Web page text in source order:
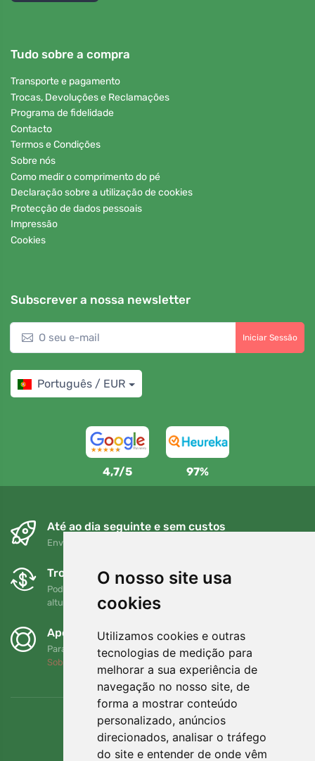
O nosso site usa
cookies
Utilizamos cookies e outras
tecnologias de medição para
melhorar a sua experiência de
navegação no nosso site, de
forma a mostrar conteúdo
personalizado, anúncios
direcionados, analisar o tráfego
do site e entender de onde vêm
Tudo sobre a compra
Transporte e pagamento
Trocas, Devoluções e Reclamações
Programa de fidelidade
Contacto
Termos e Condições
Sobre nós
Como medir o comprimento do pé
Declaração sobre a utilização de cookies
Protecção de dados pessoais
Impressão
Cookies
Subscrever a nossa newsletter
Iniciar Sessão
Português / EUR
4,7/5 97%
Até ao dia seguinte e sem custos
Envio gratuito para encomendas superiores a 80 EUR
Trocas e devoluções gratuitas
Pode devolver ou trocar a sua encomenda em qualquer
altura no prazo de 90 dias
Apoiamos a Trees.org
Para cada encomenda plantamos uma árvore! Leia mais
Sobre nós